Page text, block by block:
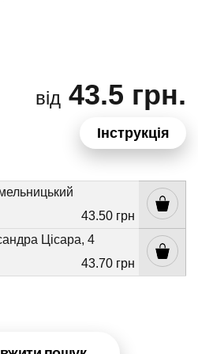
від 43.5 грн.
Інструкція
43.50 грн
Цісара, 4
43.70 грн